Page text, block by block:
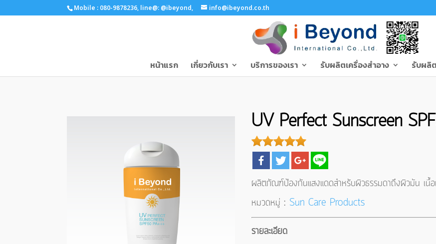
Mobile : 080-9878236, line@: @ibeyond, info@ibeyond.co.th
หน้าแรก เกี่ยวกับเรา บริการของเรา รับผลิตเครื่องสำอาง รับผลิ
UV Perfect Sunscreen
ผลิตภัณฑ์ป้องกันแสงแดดสำหรับผิวธรรมดาถึงผิวมัน เนื้
หมวดหมู่ : Sun Care Products
รายละเอียด